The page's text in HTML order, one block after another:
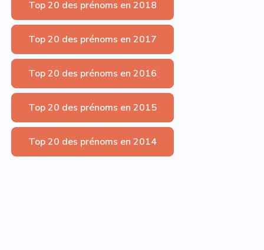
Top 20 des prénoms en 2018
Top 20 des prénoms en 2017
Top 20 des prénoms en 2016
Top 20 des prénoms en 2015
Top 20 des prénoms en 2014